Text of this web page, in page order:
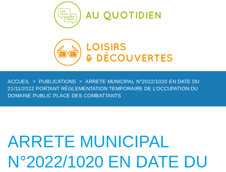
ACCUEIL > PUBLICATIONS > ARRETE MUNICIPAL N°2022/1020 EN DATE DU
21/11/2022 PORTANT RÈGLEMENTATION TEMPORAIRE DE L’OCCUPATION DU
DOMAINE PUBLIC PLACE DES COMBATTANTS
ARRETE MUNICIPAL
N°2022/1020 EN DATE DU